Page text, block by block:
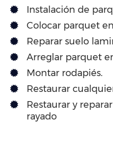
Instalación de
Colocar parquet
Reparar suelo
Arreglar parquet
Montar rodapiés.
Restaurar
Restaurar y
rayado